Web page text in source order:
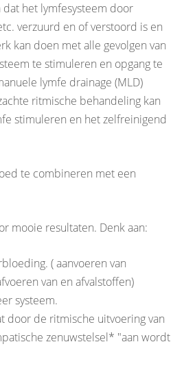
het lymfesysteem door
verzuurd en of verstoord is en
kan doen met alle gevolgen van
te stimuleren en opgang te
lymfe drainage (MLD)
ritmische behandeling kan
stimuleren en het zelfreinigend
te combineren met een
mooie resultaten. Denk aan:
( aanvoeren van
van en afvalstoffen)
systeem.
door de ritmische uitvoering van
zenuwstelsel* "aan wordt